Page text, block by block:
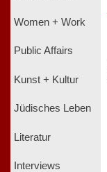
Women + Work
Public Affairs
Kunst + Kultur
Jüdisches Leben
Literatur
Interviews